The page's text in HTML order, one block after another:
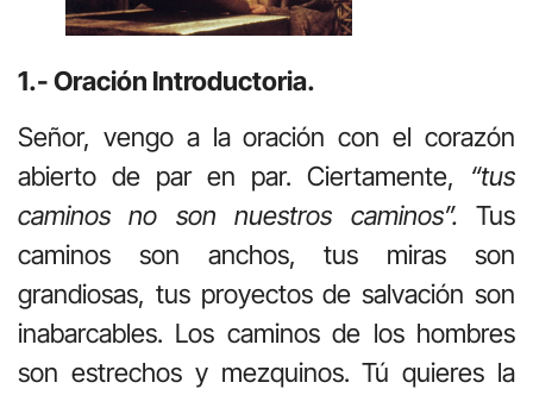
1.- Oración Introductoria.
Señor, vengo a la oración con el corazón
abierto de par en par. Ciertamente, “tus
caminos no son nuestros caminos”. Tus
caminos son anchos, tus miras son
grandiosas, tus proyectos de salvación son
inabarcables. Los caminos de los hombres
son estrechos y mezquinos. Tú quieres la